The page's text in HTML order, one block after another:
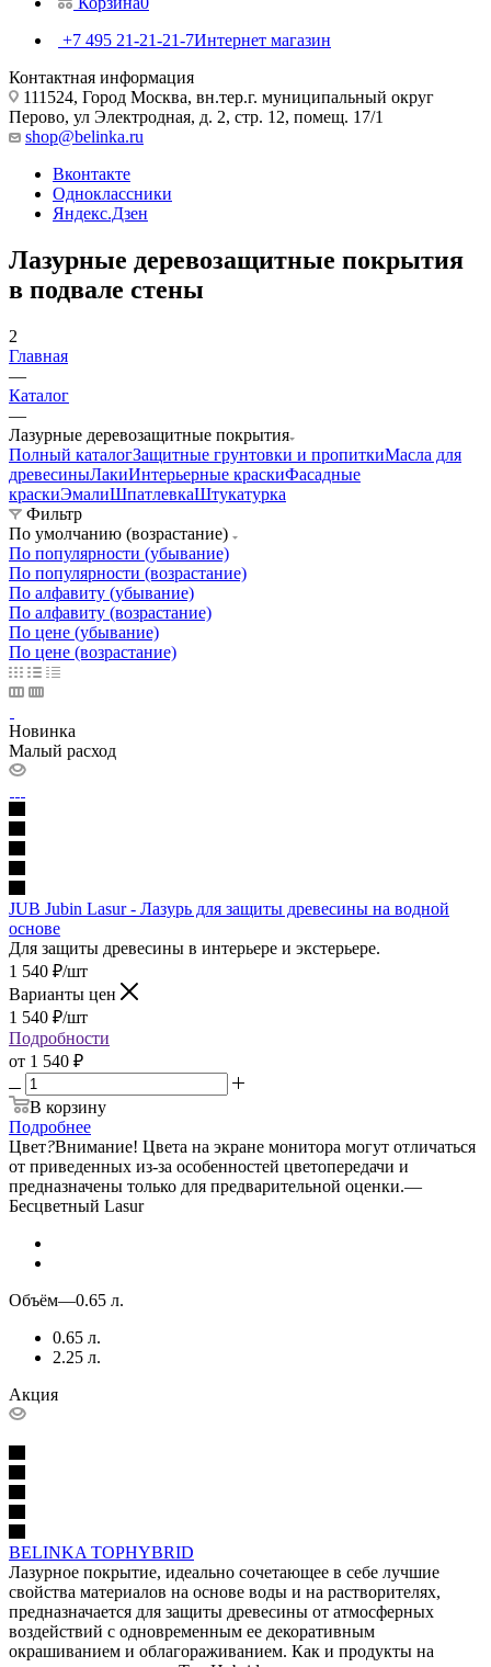
+7 495 21-21-21-7Интернет магазин
Контактная информация
111524, Город Москва, вн.тер.г. муниципальный округ
Перово, ул Электродная, д. 2, стр. 12, помещ. 17/1
shop@belinka.ru
Вконтакте
Одноклассники
Яндекс.Дзен
Лазурные деревозащитные покрытия
в подвале стены
2
Главная
—
Каталог
—
Лазурные деревозащитные покрытия
Полный каталогЗащитные грунтовки и пропиткиМасла для
древесиныЛакиИнтерьерные краскиФасадные
краскиЭмалиШпатлевкаШтукатурка
Фильтр
По умолчанию (возрастание)
По популярности (убывание)
По популярности (возрастание)
По алфавиту (убывание)
По алфавиту (возрастание)
По цене (убывание)
По цене (возрастание)
Новинка
Малый расход
JUB Jubin Lasur - Лазурь для защиты древесины на водной
основе
Для защиты древесины в интерьере и экстерьере.
1 540 ₽/шт
Варианты цен
1 540 ₽/шт
Подробности
от 1 540 ₽
В корзину
Подробнее
Цвет?Внимание! Цвета на экране монитора могут отличаться
от приведенных из-за особенностей цветопередачи и
предназначены только для предварительной оценки.—
Бесцветный Lasur
Объём—0.65 л.
0.65 л.
2.25 л.
Акция
BELINKA TOPHYBRID
Лазурное покрытие, идеально сочетающее в себе лучшие
свойства материалов на основе воды и на растворителях,
предназначается для защиты древесины от атмосферных
воздействий с одновременным ее декоративным
окрашиванием и облагораживанием. Как и продукты на